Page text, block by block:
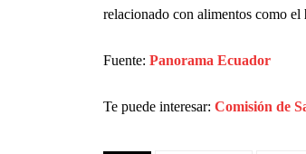
relacionado con alimentos como el
Fuente: Panorama Ecuador
Te puede interesar: Comisión de